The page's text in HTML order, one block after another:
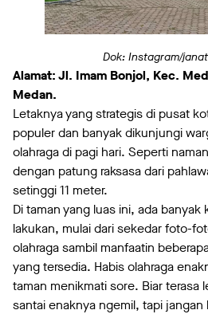
Dok: Instagram/
Alamat: Jl. Imam Bonjol, Kec.
Medan.
Letaknya yang strategis di pusat
populer dan banyak dikunjungi
olahraga di pagi hari. Seperti
dengan patung raksasa dari
setinggi 11 meter.
Di taman yang luas ini, ada banyak
lakukan, mulai dari sekedar foto-
olahraga sambil manfaatin
yang tersedia. Habis olahraga
taman menikmati sore. Biar terasa
santai enaknya ngemil, tapi jangan